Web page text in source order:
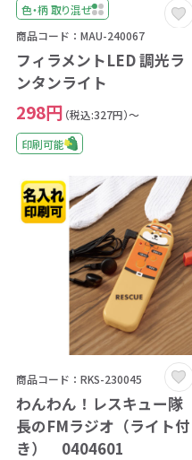
色・柄 取り混ぜ
商品コード：MAU-240067
フィラメントLED 調光ラ
ンタンライト
298円 （税込:327円）～
印刷可能
商品コード：RKS-230045
わんわん！レスキュー隊
長のFMラジオ（ライト付
き） 0404601